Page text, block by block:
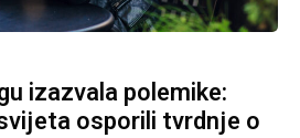
izazvala polemike:
osporili tvrdnje o